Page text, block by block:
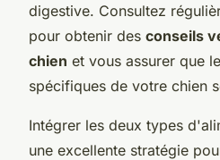
digestive. Consultez
pour obtenir des conseils
chien et vous assurer que
spécifiques de votre chien
Intégrer les deux types
une excellente stratégie